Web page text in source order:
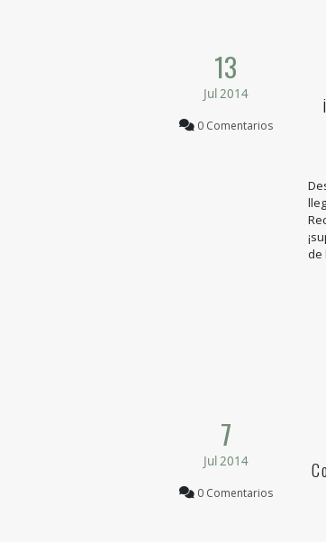
13
Jul 2014
0 Comentarios
de
7
Jul 2014
0 Comentarios